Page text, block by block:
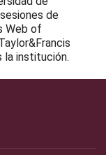
de
Web of
la institución.